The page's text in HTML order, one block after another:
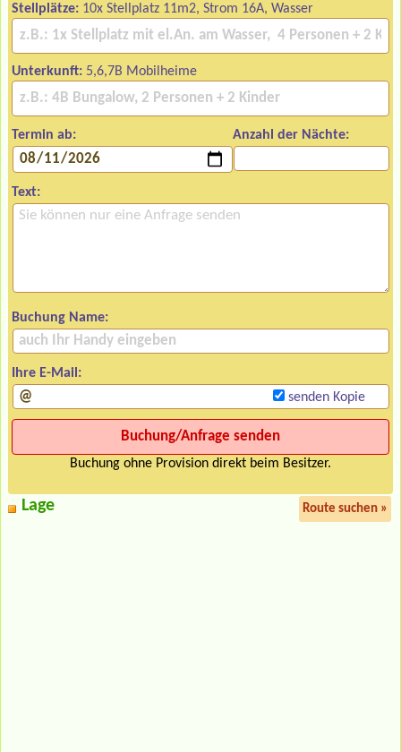
Stellplätze: 10x Stellplatz 11m2, Strom 16A, Wasser
Unterkunft: 5,6,7B Mobilheime
Termin ab: Anzahl der Nächte:
Text:
Buchung Name:
Ihre E-Mail:
senden Kopie
Buchung ohne Provision direkt beim Besitzer.
Lage Route suchen »